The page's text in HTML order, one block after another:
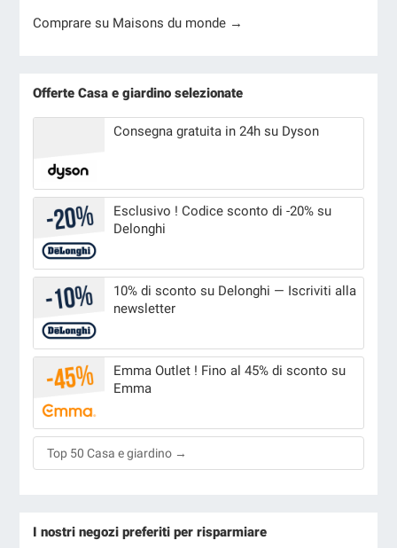
Comprare su Maisons du monde →
Offerte Casa e giardino selezionate
Consegna gratuita in 24h su Dyson
Esclusivo ! Codice sconto di -20% su
Delonghi
10% di sconto su Delonghi — Iscriviti alla
newsletter
Emma Outlet ! Fino al 45% di sconto su
Emma
Top 50 Casa e giardino →
I nostri negozi preferiti per risparmiare